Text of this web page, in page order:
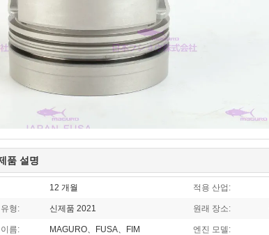
품 설명
12 개월 적용 산업:
형: 신제품 2021 원래 장소:
름: MAGURO、FUSA、FIM 엔진 모델: